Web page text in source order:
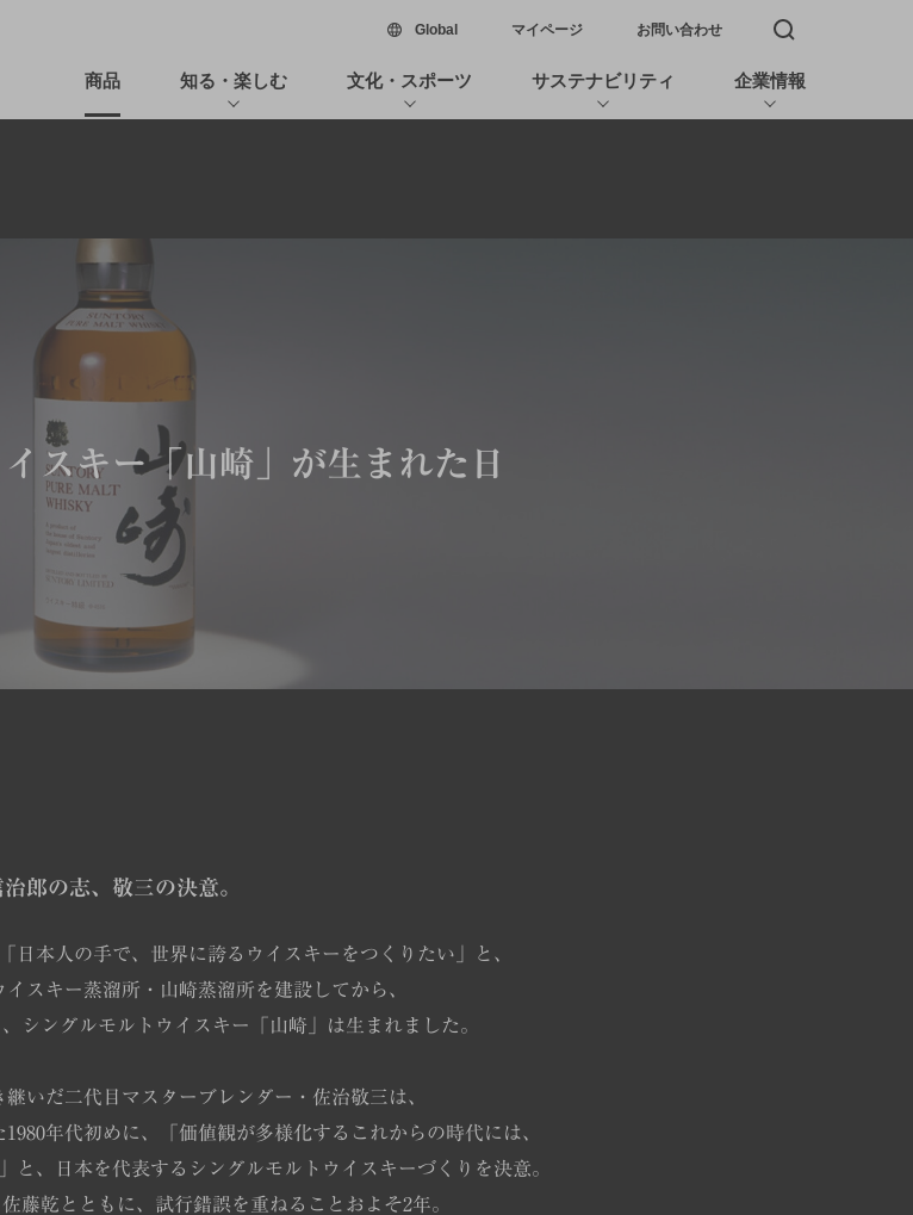
Global新しいウィンドウで開く
マイページ お問い合わせ 検索窓を開く
商品 知る・楽しむ 文化・スポーツ サステナビリティ 企業情報
スキー「山崎」が生まれた日
治郎の志、敬三の決意。
日本人の手で、世界に誇るウイスキーをつくりたい」と、
イスキー蒸溜所・山崎蒸溜所を建設してから、
シングルモルトウイスキー「山崎」は生まれました。
いだ二代目マスターブレンダー・佐治敬三は、
年代初めに、「価値観が多様化するこれからの時代には、
と、日本を代表するシングルモルトウイスキーづくりを決意。
藤乾とともに、試行錯誤を重ねることおよそ2年。